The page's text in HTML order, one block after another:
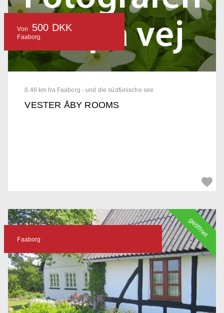
8.46 km fra Faaborg - und die südfünische see
VESTER ÅBY ROOMS
Von 500 DKK
Faaborg
Faaborg
geöffnet